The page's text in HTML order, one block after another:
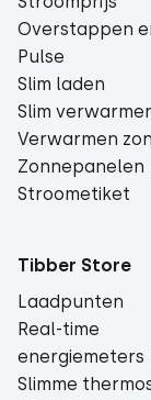
Overstappen
Pulse
Slim laden
Slim
Verwarmen
Zonnepanelen
Stroometiket
Tibber Store
Laadpunten
Real-time
energiemeters
Slimme